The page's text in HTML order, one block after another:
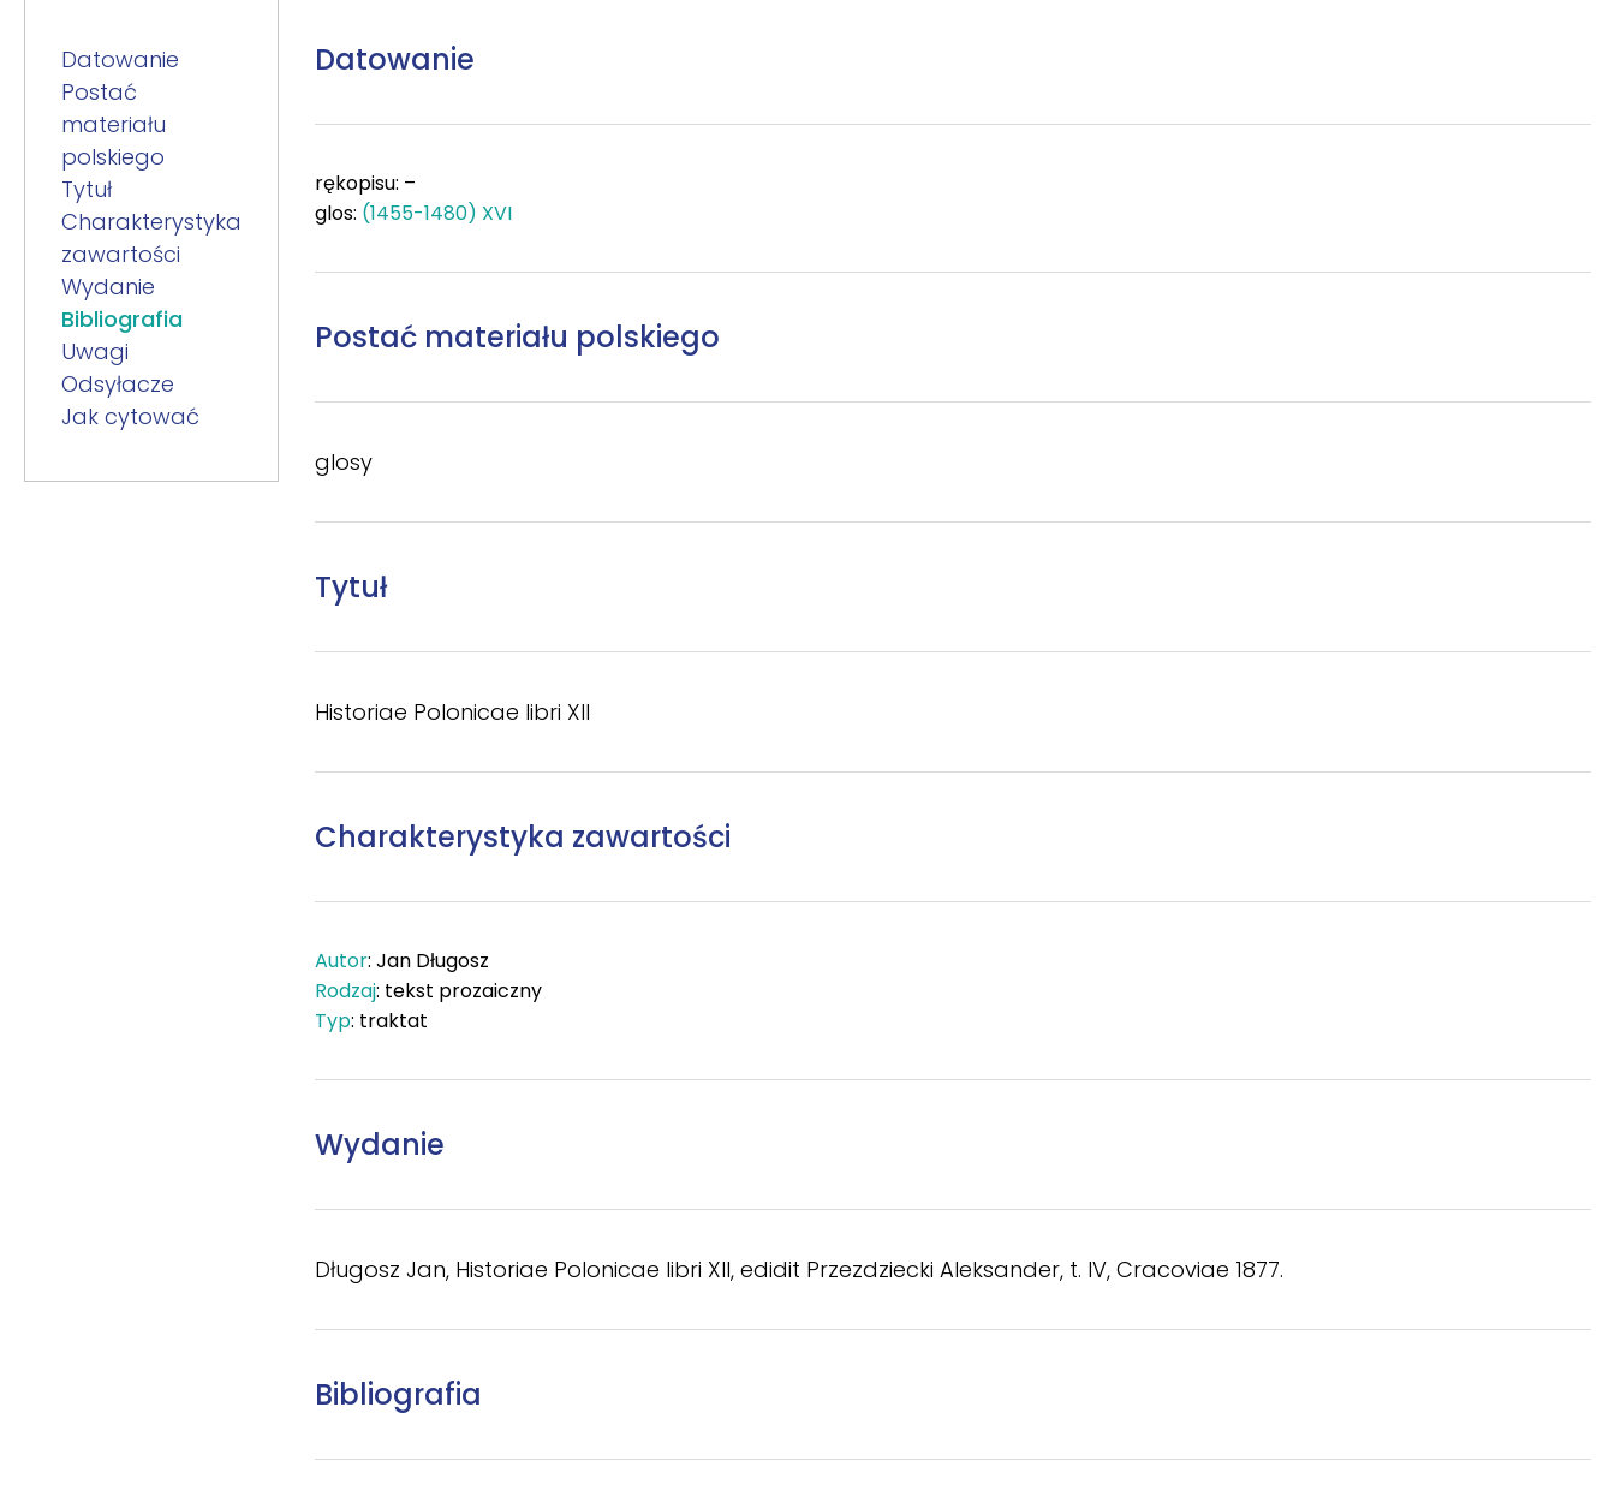
Datowanie
Postać
materiału
polskiego
Tytuł
Charakterystyka
zawartości
Wydanie
Bibliografia
Uwagi
Odsyłacze
Jak cytować
Datowanie
rękopisu: –
glos: (1455-1480) XVI
Postać materiału polskiego
glosy
Tytuł
Historiae Polonicae libri XII
Charakterystyka zawartości
Autor: Jan Długosz
Rodzaj: tekst prozaiczny
Typ: traktat
Wydanie
Długosz Jan, Historiae Polonicae libri XII, edidit Przezdziecki Aleksander, t. IV, Cracoviae 1877.
Bibliografia